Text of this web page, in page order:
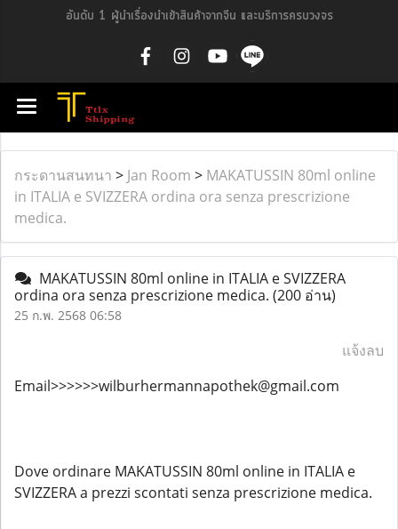
อันดับ 1 ผู้นำเรื่องนำเข้าสินค้าจากจีน และบริการครบวงจร
กระดานสนทนา > Jan Room > MAKATUSSIN 80ml online
in ITALIA e SVIZZERA ordina ora senza prescrizione
medica.
MAKATUSSIN 80ml online in ITALIA e SVIZZERA
ordina ora senza prescrizione medica. (200 อ่าน)
25 ก.พ. 2568 06:58
แจ้งลบ
Email>>>>>>wilburhermannapothek@gmail.com
Dove ordinare MAKATUSSIN 80ml online in ITALIA e
SVIZZERA a prezzi scontati senza prescrizione medica.